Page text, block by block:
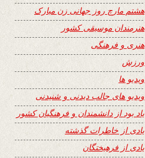
هشتم مارچ روز جهانی زن مبارک
هنرمندان موسیقی کشور
هنری و فرهنگی
ورزش
ویدیو ها
ویدیو های جالب دیدنی و شنیدنی
یاد بود از دانشمندان و فرهنگیان کشور
یادی از خاطرات گذشته
یادی از فرهیختگان